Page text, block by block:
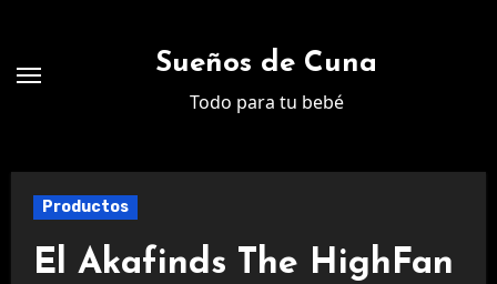
contenido
Sueños de Cuna
Todo para tu bebé
Productos
El Akafinds The HighFan